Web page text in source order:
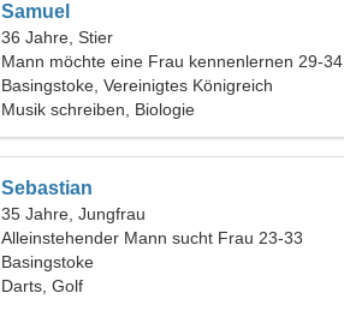
Samuel
36 Jahre, Stier
Mann möchte eine Frau kennenlernen 29-34
Basingstoke, Vereinigtes Königreich
Musik schreiben, Biologie
Sebastian
35 Jahre, Jungfrau
Alleinstehender Mann sucht Frau 23-33
Basingstoke
Darts, Golf